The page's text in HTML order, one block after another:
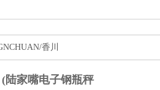
香川
陆家嘴电子钢瓶秤